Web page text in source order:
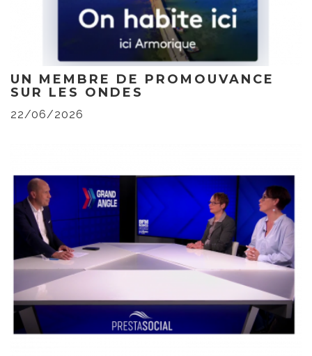
UN MEMBRE DE PROMOUVANCE
SUR LES ONDES
22/06/2026